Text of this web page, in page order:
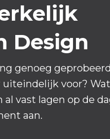
Design
genoeg
voor?
vast lagen op de
aan.